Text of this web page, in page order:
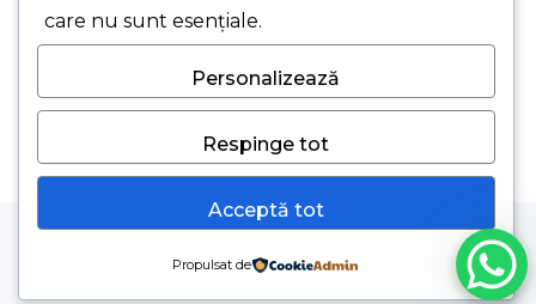
care nu sunt esențiale.
Personalizează
Respinge tot
Acceptă tot
Propulsat de